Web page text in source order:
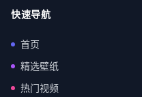
快速导航
首页
精选壁纸
热门视频